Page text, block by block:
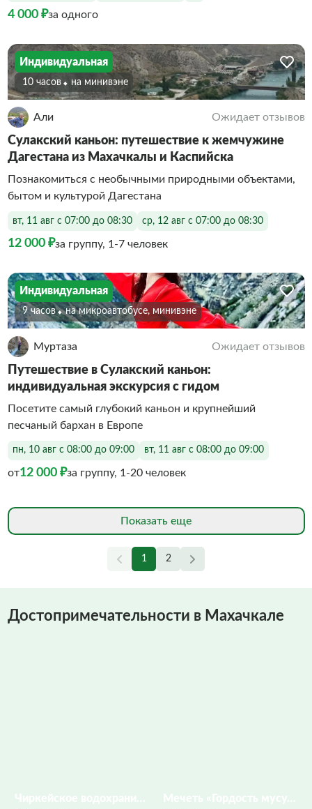
4 000 ₽за одного
Индивидуальная
10 часов На минивэне
Али Ожидает отзывов
Сулакский каньон: путешествие к жемчужине
Дагестана из Махачкалы и Каспийска
Познакомиться с необычными природными объектами,
бытом и культурой Дагестана
вт, 11 авг с 07:00 до 08:30 ср, 12 авг с 07:00 до 08:30
12 000 ₽за группу, 1-7 человек
Индивидуальная
9 часов На микроавтобусе, минивэне
Муртаза Ожидает отзывов
Путешествие в Сулакский каньон:
индивидуальная экскурсия с гидом
Посетите самый глубокий каньон и крупнейший
песчаный бархан в Европе
пн, 10 авг с 08:00 до 09:00 вт, 11 авг с 08:00 до 09:00
от12 000 ₽за группу, 1-20 человек
Показать еще
1 2
Достопримечательности в Махачкале